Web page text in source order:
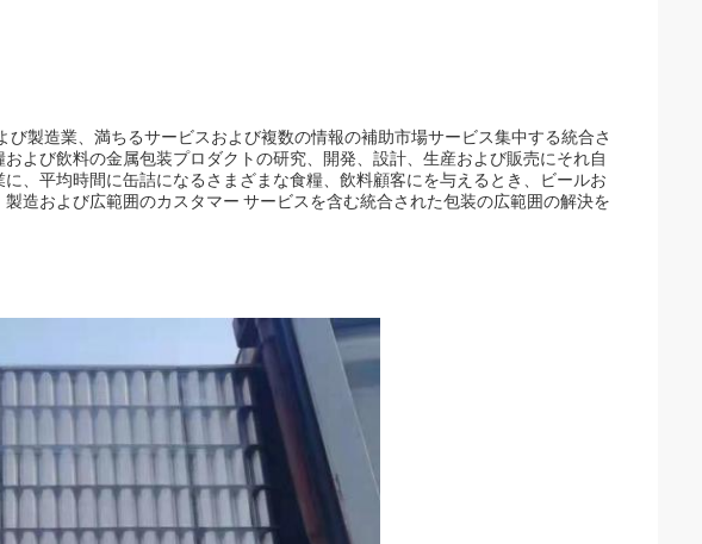
製造業、満ちるサービスおよび複数の情報の補助市場サービス集中する統合さ
よび飲料の金属包装プロダクトの研究、開発、設計、生産および販売にそれ自
、平均時間に缶詰になるさまざまな食糧、飲料顧客にを与えるとき、ビールお
造および広範囲のカスタマー サービスを含む統合された包装の広範囲の解決を